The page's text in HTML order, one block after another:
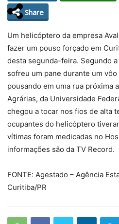
Share
Um helicóptero da empresa
fazer um pouso forçado em
desta segunda-feira. Segundo
sofreu um pane durante um
pousando em uma rua próxima
Agrárias, da Universidade
chegou a tocar nos fios de alta
ocupantes do helicóptero
vítimas foram medicadas no
informações são da TV Record.
FONTE: Agestado – Agência
Curitiba/PR